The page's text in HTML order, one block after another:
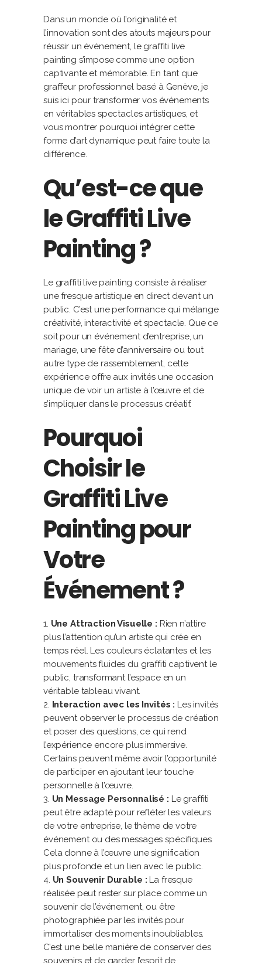
Dans un monde où l’originalité et
l’innovation sont des atouts majeurs pour
réussir un événement, le graffiti live
painting s’impose comme une option
captivante et mémorable. En tant que
graffeur professionnel basé à Genève, je
suis ici pour transformer vos événements
en véritables spectacles artistiques, et
vous montrer pourquoi intégrer cette
forme d’art dynamique peut faire toute la
différence.
Qu’est-ce que
le Graffiti Live
Painting ?
Le graffiti live painting consiste à réaliser
une fresque artistique en direct devant un
public. C’est une performance qui mélange
créativité, interactivité et spectacle. Que ce
soit pour un événement d’entreprise, un
mariage, une fête d’anniversaire ou tout
autre type de rassemblement, cette
expérience offre aux invités une occasion
unique de voir un artiste à l’œuvre et de
s’impliquer dans le processus créatif.
Pourquoi
Choisir le
Graffiti Live
Painting pour
Votre
Événement ?
Une Attraction Visuelle : Rien n’attire
plus l’attention qu’un artiste qui crée en
temps réel. Les couleurs éclatantes et les
mouvements fluides du graffiti captivent le
public, transformant l’espace en un
véritable tableau vivant.
Interaction avec les Invités : Les invités
peuvent observer le processus de création
et poser des questions, ce qui rend
l’expérience encore plus immersive.
Certains peuvent même avoir l’opportunité
de participer en ajoutant leur touche
personnelle à l’œuvre.
Un Message Personnalisé : Le graffiti
peut être adapté pour refléter les valeurs
de votre entreprise, le thème de votre
événement ou des messages spécifiques.
Cela donne à l’œuvre une signification
plus profonde et un lien avec le public.
Un Souvenir Durable : La fresque
réalisée peut rester sur place comme un
souvenir de l’événement, ou être
photographiée par les invités pour
immortaliser des moments inoubliables.
C’est une belle manière de conserver des
souvenirs et de garder l’esprit de